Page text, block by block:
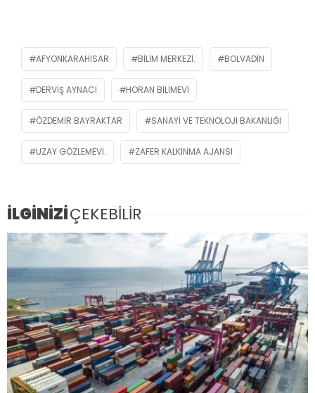
AFYONKARAHISAR BILIM MERKEZI. BOLVADIN
DERVIŞ AYNACI HORAN BILIMEVI
ÖZDEMIR BAYRAKTAR SANAYI VE TEKNOLOJI BAKANLIĞI
UZAY GÖZLEMEVI. ZAFER KALKINMA AJANSI
İLGİNİZİÇEKEBİLİR